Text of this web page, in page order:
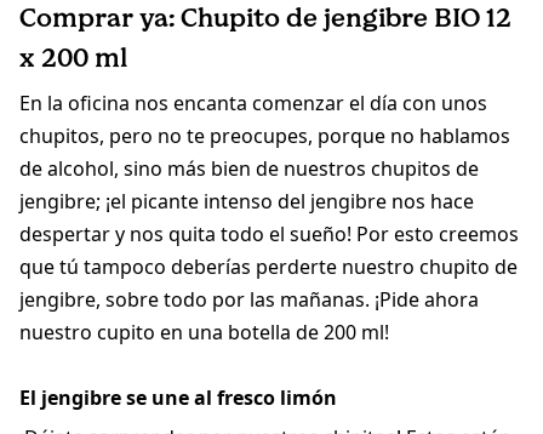
Comprar ya: Chupito de jengibre BIO 12
x 200 ml
En la oficina nos encanta comenzar el día con unos
chupitos, pero no te preocupes, porque no hablamos
de alcohol, sino más bien de nuestros chupitos de
jengibre; ¡el picante intenso del jengibre nos hace
despertar y nos quita todo el sueño! Por esto creemos
que tú tampoco deberías perderte nuestro chupito de
jengibre, sobre todo por las mañanas. ¡Pide ahora
nuestro cupito en una botella de 200 ml!
El jengibre se une al fresco limón